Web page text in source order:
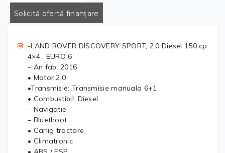
Solicită ofertă finanțare
-LAND ROVER DISCOVERY SPORT, 2.0 Diesel 150 cp
4×4 , EURO 6
– An fab. 2016
• Motor 2.0
•Transmisie: Transmisie manuala 6+1
• Combustibil: Diesel
– Navigatie
– Bluethoot
• Carlig tractare
• Climatronic